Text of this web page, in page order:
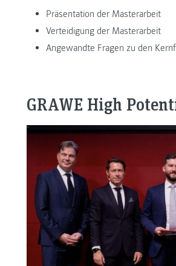
Präsentation der Masterarbeit
Verteidigung der Masterarbeit
Angewandte Fragen zu den
GRAWE High